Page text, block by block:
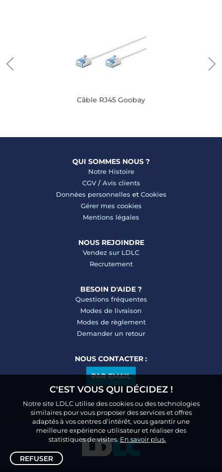
Câble RJ45 Goobay
QUI SOMMES NOUS ?
Notre Histoire
CGV/ Avis clients
Données personnelles et Cookies
Gérer mes cookies
Mentions légales
NOUS REJOINDRE
Vendez sur LDLC
Recrutement
BESOIN D'AIDE ?
Questions fréquentes
Modes de livraison
Modes de règlement
Demander un retour
NOUS CONTACTER :
PAR EMAIL
C'EST VOUS QUI DÉCIDEZ !
Notre site LDLC utilise des cookies ou des technologies
similaires pour vous proposer des services et offres
adaptés à vos centres d’intérêt, vous garantir une
meilleure expérience utilisateur et réaliser des
statistiques de visites.En savoir plus.
REFUSER